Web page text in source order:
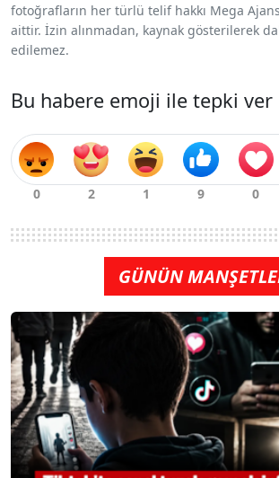
fotoğrafların her türlü telif hakkı Mega
aittir. İzin alınmadan, kaynak gösterilerek
edilemez.
Bu habere emoji ile tepki ver
GÜNÜN